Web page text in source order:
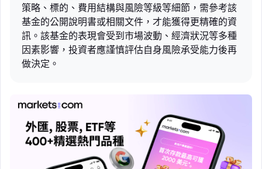
策略、標的、費用結構與風險等級等細節，需參考該
基金的公開說明書或相關文件，才能獲得更精確的資
訊。該基金的表現會受到市場波動、經濟狀況等多種
因素影響，投資者應謹慎評估自身風險承受能力後再
做決定。